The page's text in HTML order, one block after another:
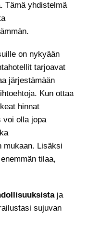
Tämä yhdistelmä
on nykyään
tarjoavat
järjestämään
Kun ottaa
hinnat
voi olla jopa
mukaan. Lisäksi
tilaa,
ja
sujuvan